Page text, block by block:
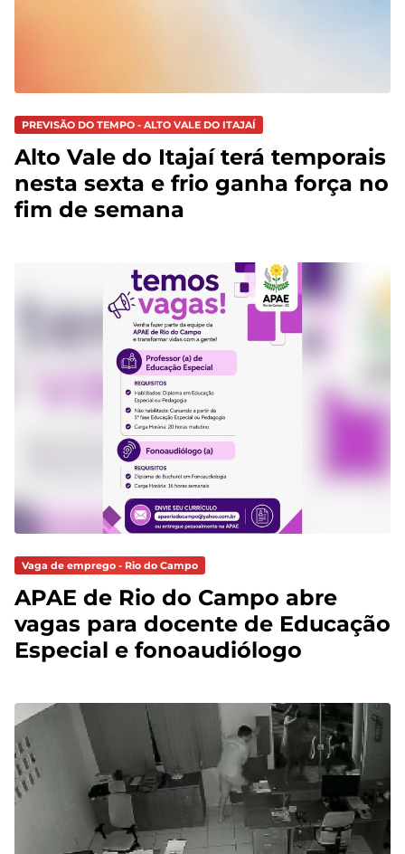
PREVISÃO DO TEMPO - ALTO VALE DO ITAJAÍ
Alto Vale do Itajaí terá temporais
nesta sexta e frio ganha força no
fim de semana
Vaga de emprego - Rio do Campo
APAE de Rio do Campo abre
vagas para docente de Educação
Especial e fonoaudiólogo